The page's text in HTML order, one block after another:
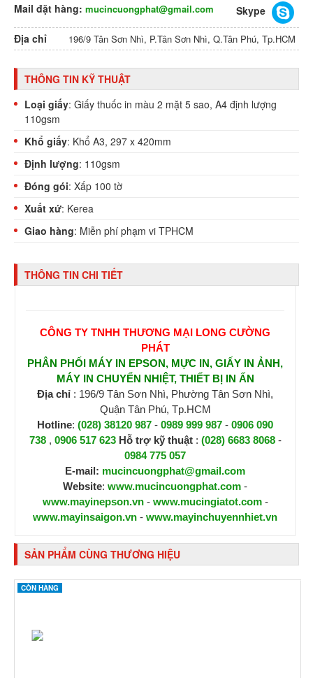
Mail đặt hàng: mucincuongphat@gmail.com
Skype
Địa chỉ
196/9 Tân Sơn Nhì, P.Tân Sơn Nhì, Q.Tân Phú, Tp.HCM
THÔNG TIN KỸ THUẬT
Loại giấy: Giấy thuốc in màu 2 mặt 5 sao, A4 định lượng
110gsm
Khổ giấy: Khổ A3, 297 x 420mm
Định lượng: 110gsm
Đóng gói: Xấp 100 tờ
Xuất xứ: Kerea
Giao hàng: Miễn phí phạm vi TPHCM
THÔNG TIN CHI TIẾT
CÔNG TY TNHH THƯƠNG MẠI LONG CƯỜNG
PHÁT
PHÂN PHỐI MÁY IN EPSON, MỰC IN, GIẤY IN ẢNH,
MÁY IN CHUYỂN NHIỆT, THIẾT BỊ IN ẤN
Địa chỉ : 196/9 Tân Sơn Nhì, Phường Tân Sơn Nhì,
Quận Tân Phú, Tp.HCM
Hotline: (028) 38120 987 - 0989 999 987 - 0906 090
738, 0906 517 623 Hỗ trợ kỹ thuật : (028) 6683 8068-
0984 775 057
E-mail: mucincuongphat@gmail.com
Website: www.mucincuongphat.com -
www.mayinepson.vn- www.mucingiatot.com-
www.mayinsaigon.vn - www.mayinchuyennhiet.vn
SẢN PHẨM CÙNG THƯƠNG HIỆU
CÒN HÀNG